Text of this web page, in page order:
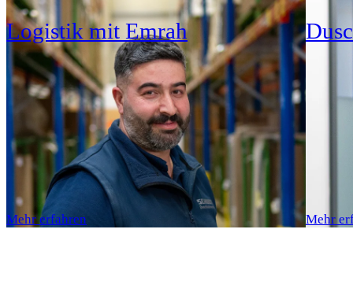
Logistik mit Emrah
Mehr erfahren Mehr